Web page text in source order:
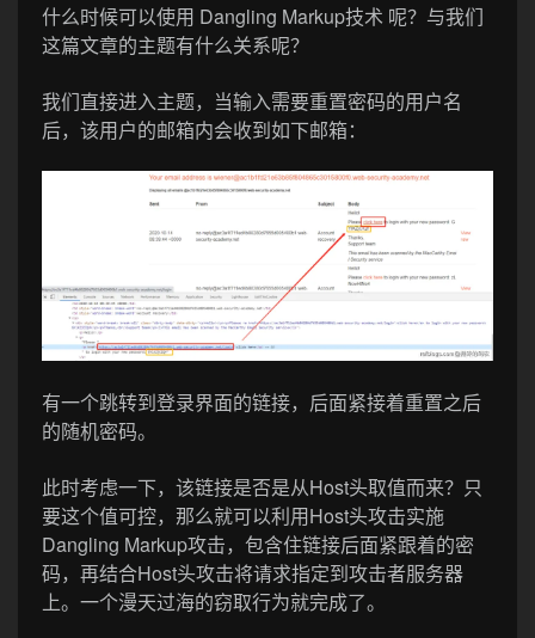
什么时候可以使用 Dangling Markup技术 呢？与我们
这篇文章的主题有什么关系呢？
我们直接进入主题，当输入需要重置密码的用户名
后，该用户的邮箱内会收到如下邮箱：
有一个跳转到登录界面的链接，后面紧接着重置之后
的随机密码。
此时考虑一下，该链接是否是从Host头取值而来？只
要这个值可控，那么就可以利用Host头攻击实施
Dangling Markup攻击，包含住链接后面紧跟着的密
码，再结合Host头攻击将请求指定到攻击者服务器
上。一个漫天过海的窃取行为就完成了。